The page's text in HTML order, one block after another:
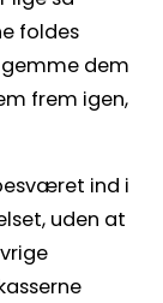
foldes
dem
frem igen,
ind i
uden at